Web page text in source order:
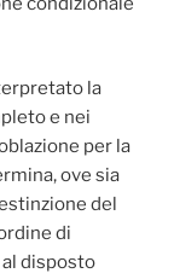
la
e nei
per la
ove sia
del
di
disposto